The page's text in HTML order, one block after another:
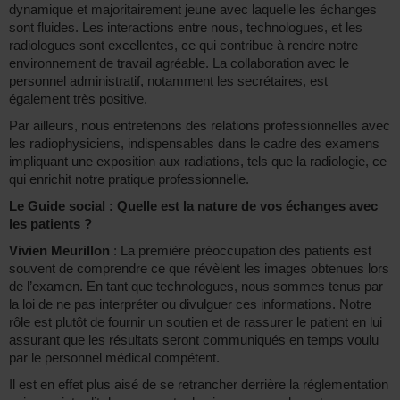
dynamique et majoritairement jeune avec laquelle les échanges
sont fluides. Les interactions entre nous, technologues, et les
radiologues sont excellentes, ce qui contribue à rendre notre
environnement de travail agréable. La collaboration avec le
personnel administratif, notamment les secrétaires, est
également très positive.
Par ailleurs, nous entretenons des relations professionnelles avec
les radiophysiciens, indispensables dans le cadre des examens
impliquant une exposition aux radiations, tels que la radiologie, ce
qui enrichit notre pratique professionnelle.
Le Guide social : Quelle est la nature de vos échanges avec
les patients ?
Vivien Meurillon : La première préoccupation des patients est
souvent de comprendre ce que révèlent les images obtenues lors
de l’examen. En tant que technologues, nous sommes tenus par
la loi de ne pas interpréter ou divulguer ces informations. Notre
rôle est plutôt de fournir un soutien et de rassurer le patient en lui
assurant que les résultats seront communiqués en temps voulu
par le personnel médical compétent.
Il est en effet plus aisé de se retrancher derrière la réglementation